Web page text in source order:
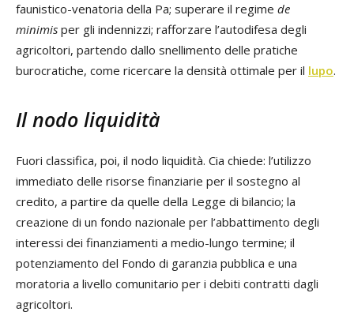
faunistico-venatoria della Pa; superare il regime de
minimis per gli indennizzi; rafforzare l’autodifesa degli
agricoltori, partendo dallo snellimento delle pratiche
burocratiche, come ricercare la densità ottimale per il lupo.
Il nodo liquidità
Fuori classifica, poi, il nodo liquidità. Cia chiede: l’utilizzo
immediato delle risorse finanziarie per il sostegno al
credito, a partire da quelle della Legge di bilancio; la
creazione di un fondo nazionale per l’abbattimento degli
interessi dei finanziamenti a medio-lungo termine; il
potenziamento del Fondo di garanzia pubblica e una
moratoria a livello comunitario per i debiti contratti dagli
agricoltori.